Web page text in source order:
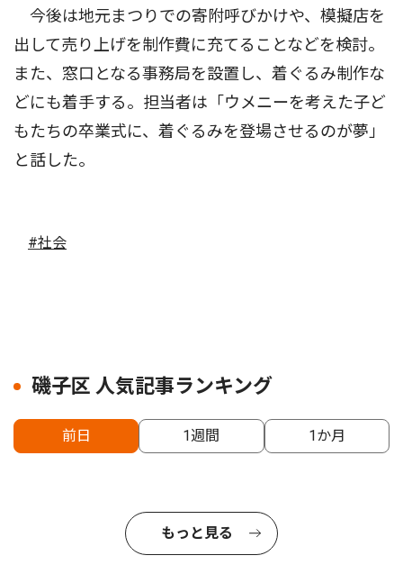
今後は地元まつりでの寄附呼びかけや、模擬店を
出して売り上げを制作費に充てることなどを検討。
また、窓口となる事務局を設置し、着ぐるみ制作な
どにも着手する。担当者は「ウメニーを考えた子ど
もたちの卒業式に、着ぐるみを登場させるのが夢」
と話した。
#社会
磯子区 人気記事ランキング
前日 1週間 1か月
もっと見る